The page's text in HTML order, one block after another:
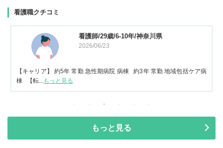
看護職クチコミ
看護師/29歳/6-10年/神奈川県
2026/06/23
【キャリア】 約5年 常勤 急性期病院 病棟 約3年 常勤 地域包括ケア病
棟 【転...
もっと見る
もっと見る